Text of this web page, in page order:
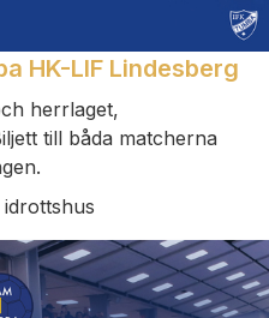
HK-LIF Lindesberg
herrlaget,
till båda matcherna
idrottshus